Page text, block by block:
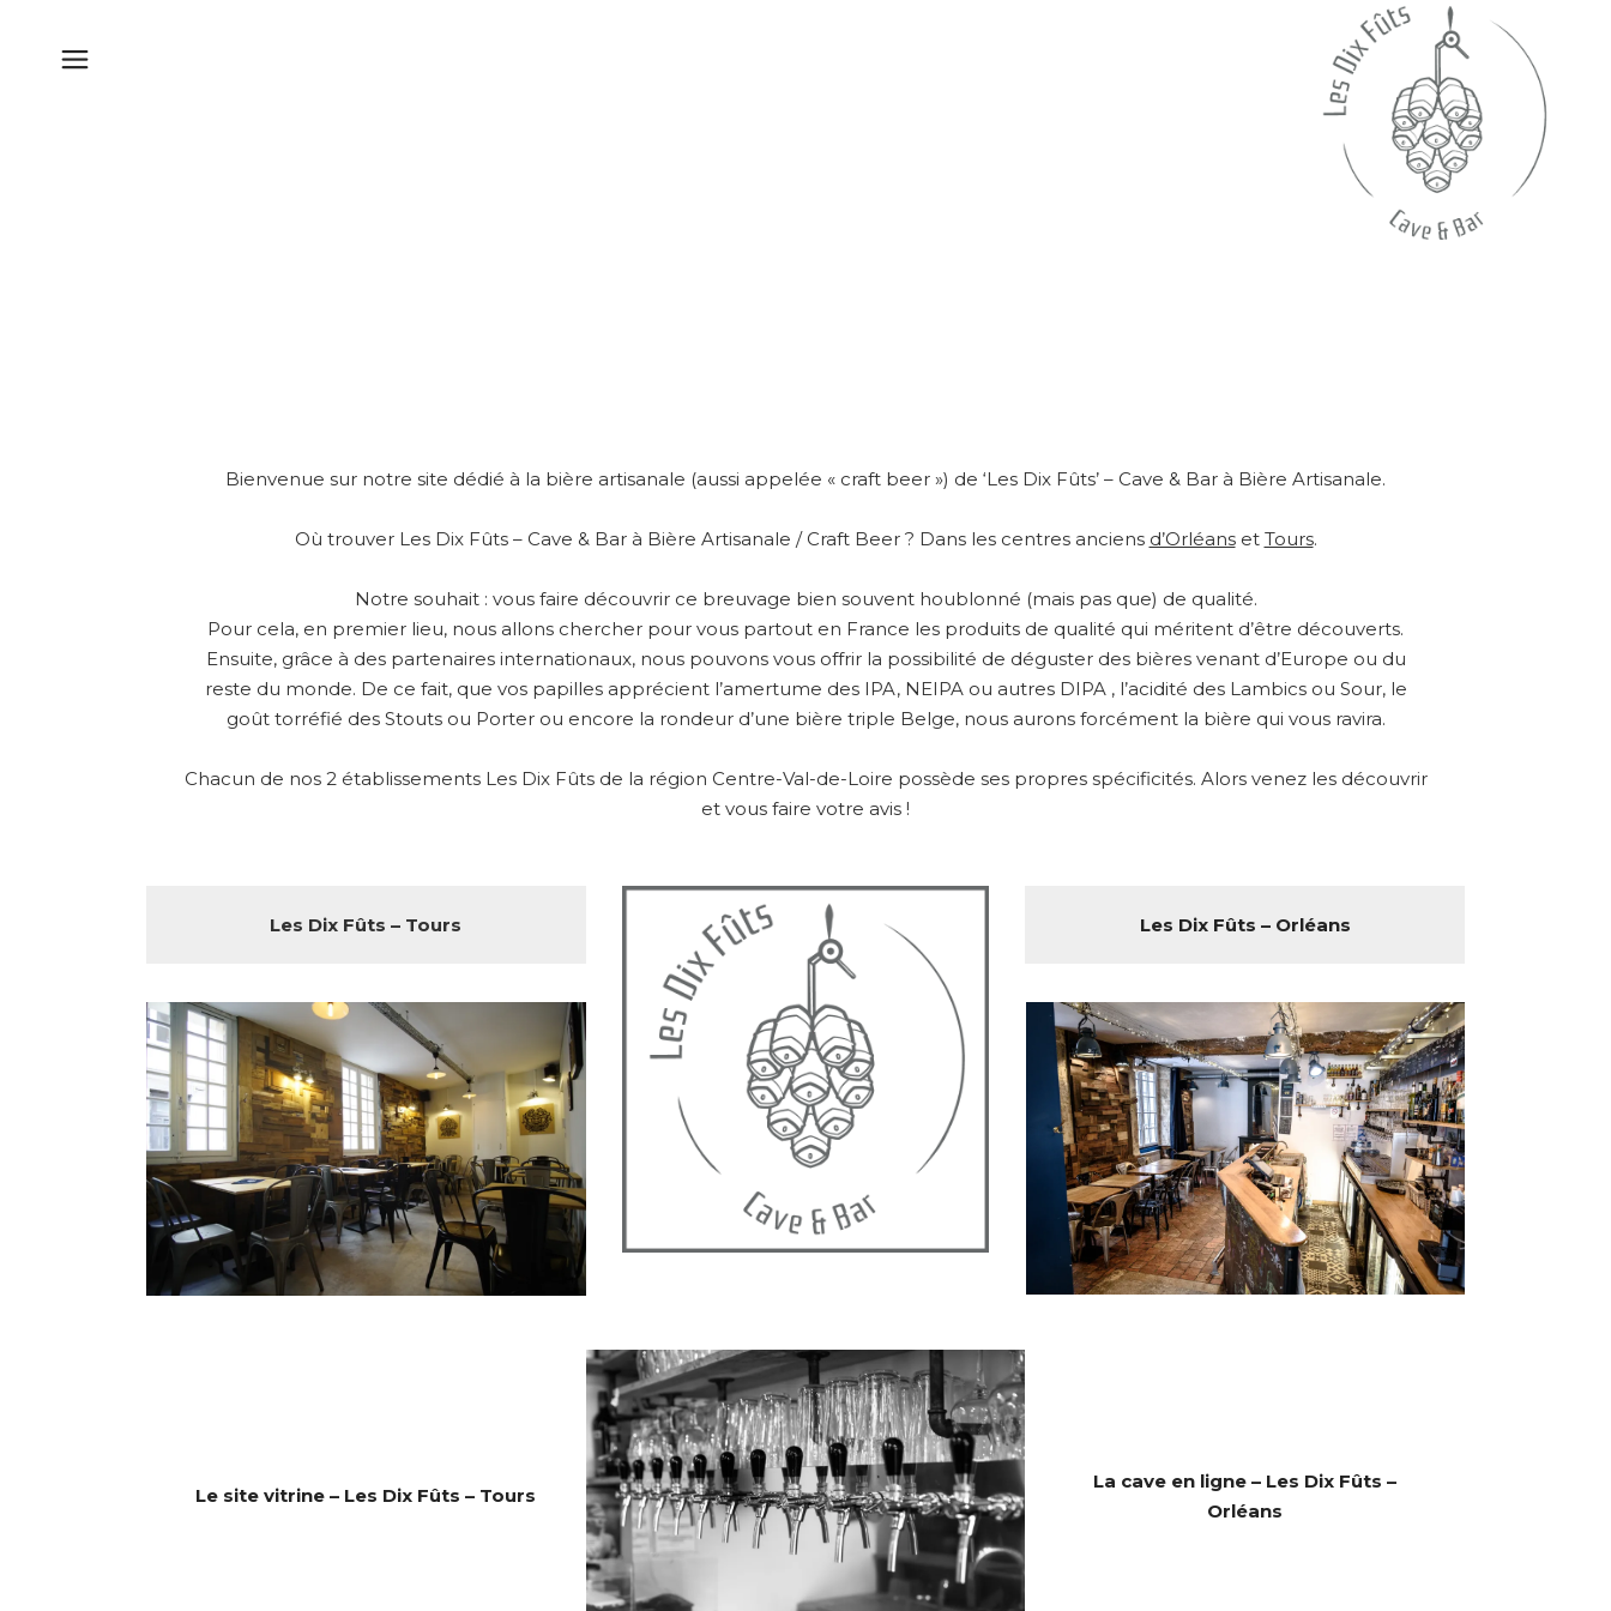
Bienvenue sur notre site dédié à la bière artisanale (aussi appelée « craft beer ») de ‘Les Dix Fûts’ – Cave & Bar à Bière Artisanale.
Où trouver Les Dix Fûts – Cave & Bar à Bière Artisanale / Craft Beer ? Dans les centres anciens d’Orléanset Tours.
Notre souhait : vous faire découvrir ce breuvage bien souvent houblonné (mais pas que) de qualité.
Pour cela, en premier lieu, nous allons chercher pour vous partout en France les produits de qualité qui méritent d’être découverts.
Ensuite, grâce à des partenaires internationaux, nous pouvons vous offrir la possibilité de déguster des bières venant d’Europe ou du
reste du monde. De ce fait, que vos papilles apprécient l’amertume des IPA, NEIPA ou autres DIPA , l’acidité des Lambics ou Sour, le
goût torréfié des Stouts ou Porter ou encore la rondeur d’une bière triple Belge, nous aurons forcément la bière qui vous ravira.
Chacun de nos 2 établissements Les Dix Fûts de la région Centre-Val-de-Loire possède ses propres spécificités. Alors venez les découvrir
et vous faire votre avis !
Les Dix Fûts – Tours Les Dix Fûts – Orléans
Le site vitrine – Les Dix Fûts – Tours
La cave en ligne – Les Dix Fûts –
Orléans